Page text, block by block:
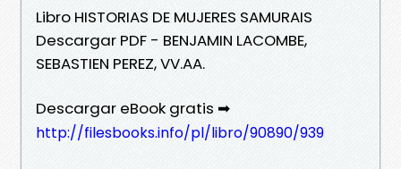
Libro HISTORIAS DE MUJERES SAMURAIS
Descargar PDF - BENJAMIN LACOMBE,
SEBASTIEN PEREZ, VV.AA.
Descargar eBook gratis ➡
http://filesbooks.info/pl/libro/90890/939